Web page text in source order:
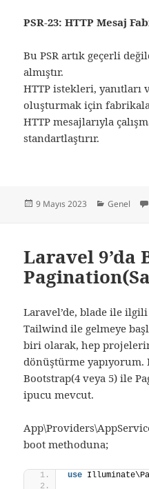
PSR-23: HTTP Mesaj
Bu PSR artık geçerli
almıştır.
HTTP istekleri, yanıtları
oluşturmak için
HTTP mesajlarıyla
standartlaştırır.
Yayın
9 Mayıs 2023 Kategoriler
Genel
Laravel 9’da
Laravel’de, blade ile ilgili
Tailwind ile gelmeye
biri olarak, hep
dönüştürme yapıyorum.
Bootstrap(4 veya 5) ile
ipucu mevcut.
boot methoduna;
use